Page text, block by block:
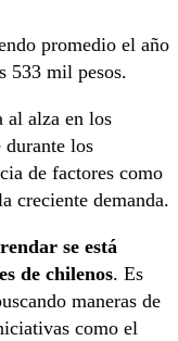
promedio el año
533 mil pesos.
al alza en los
durante los
de factores como
creciente demanda.
se está
de chilenos. Es
maneras de
como el